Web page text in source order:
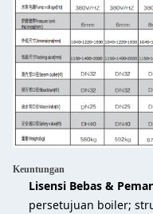
Keuntungan
Lisensi Bebas &
persetujuan boiler;